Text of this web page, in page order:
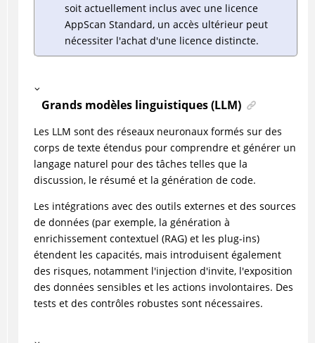
soit actuellement inclus avec une licence
AppScan Standard, un accès ultérieur peut
nécessiter l'achat d'une licence distincte.
Grands modèles linguistiques (LLM)
Les LLM sont des réseaux neuronaux formés sur des
corps de texte étendus pour comprendre et générer un
langage naturel pour des tâches telles que la
discussion, le résumé et la génération de code.
Les intégrations avec des outils externes et des sources
de données (par exemple, la génération à
enrichissement contextuel (RAG) et les plug-ins)
étendent les capacités, mais introduisent également
des risques, notamment l'injection d'invite, l'exposition
des données sensibles et les actions involontaires. Des
tests et des contrôles robustes sont nécessaires.